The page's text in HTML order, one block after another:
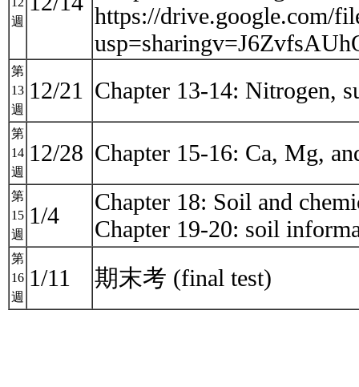
週
https://drive.google.com/
第
13
週
12/21 Chapter 13-14: Nitrogen,
第
14
週
12/28 Chapter 15-16: Ca, Mg,
第
15
週
1/4
Chapter 18: Soil and
Chapter 19-20: soil
第
16
週
1/11 期末考 (final test)